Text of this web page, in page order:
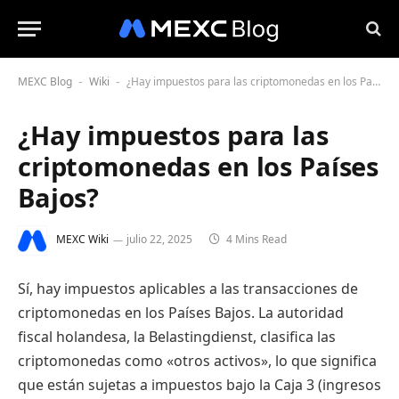
MEXC Blog - Wiki - ¿Hay impuestos para las criptomonedas en los Países Bajos?
¿Hay impuestos para las
criptomonedas en los Países
Bajos?
MEXC Wiki julio 22, 2025 4 Mins Read
Sí, hay impuestos aplicables a las transacciones de
criptomonedas en los Países Bajos. La autoridad
fiscal holandesa, la Belastingdienst, clasifica las
criptomonedas como «otros activos», lo que significa
que están sujetas a impuestos bajo la Caja 3 (ingresos